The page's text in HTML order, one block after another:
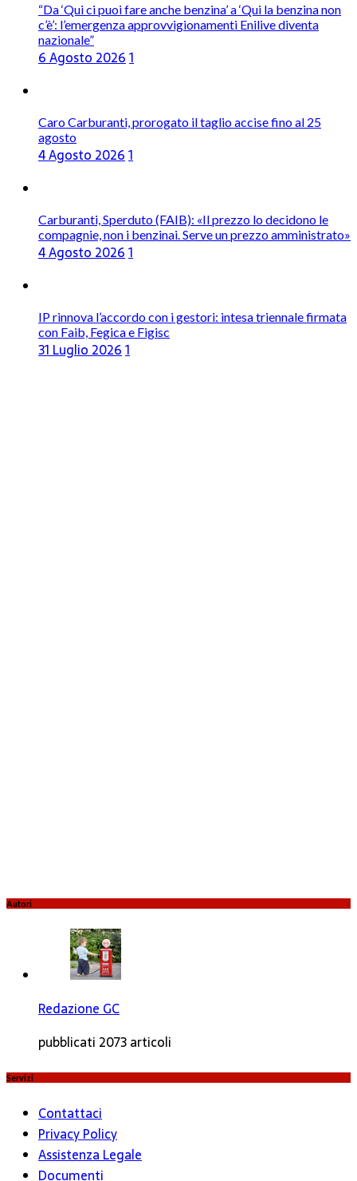
“Da ‘Qui ci puoi fare anche benzina’ a ‘Qui la benzina non
c’è’: l’emergenza approvvigionamenti Enilive diventa
nazionale”
6 Agosto 20261
Caro Carburanti, prorogato il taglio accise fino al 25
agosto
4 Agosto 20261
Carburanti, Sperduto (FAIB): «Il prezzo lo decidono le
compagnie, non i benzinai. Serve un prezzo amministrato»
4 Agosto 20261
IP rinnova l’accordo con i gestori: intesa triennale firmata
con Faib, Fegica e Figisc
31 Luglio 20261
Autori
Redazione GC
pubblicati 2073 articoli
Servizi
Contattaci
Privacy Policy
Assistenza Legale
Documenti